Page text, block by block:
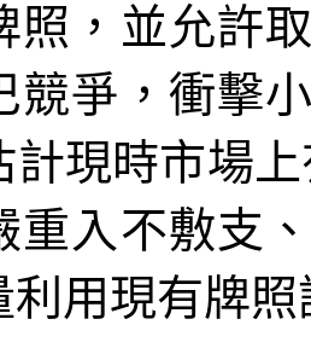
照，並允許
競爭，衝擊
計現時市場
重入不敷支
利用現有牌